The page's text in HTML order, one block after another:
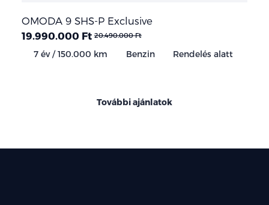
OMODA 9 SHS-P Exclusive
19.990.000 Ft 20.490.000 Ft
7 év / 150.000 km Benzin Rendelés alatt
További ajánlatok